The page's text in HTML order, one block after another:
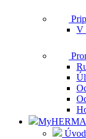
V
Úvod